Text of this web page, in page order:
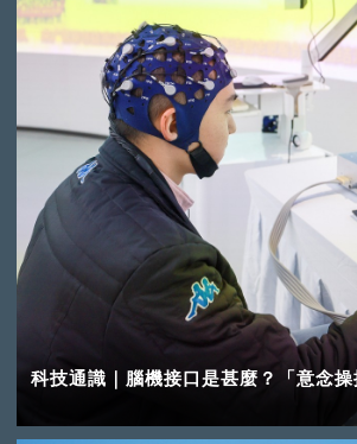
科技通識｜腦機接口是甚麼？「意念